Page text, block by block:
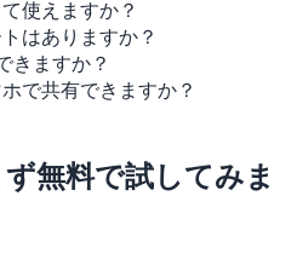
使えますか？
はありますか？
きますか？
で共有できますか？
無料で試してみま